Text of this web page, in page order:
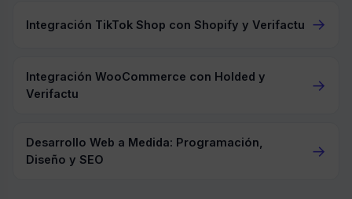
Integración TikTok Shop con Shopify y Verifactu →
Integración WooCommerce con Holded y
Verifactu
→
Desarrollo Web a Medida: Programación,
Diseño y SEO
→